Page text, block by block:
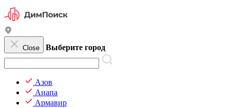
Close Выберите город
Азов
Анапа
Армавир